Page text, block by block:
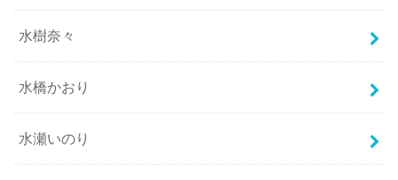
水樹奈々
水橋かおり
水瀬いのり